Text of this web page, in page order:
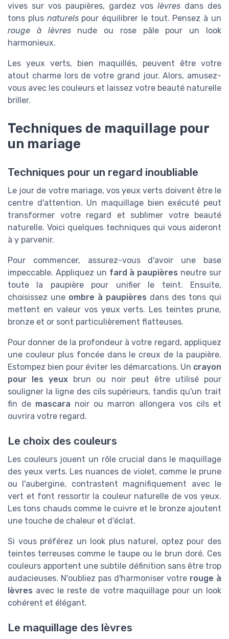
vives sur vos paupières, gardez vos lèvres dans des
tons plus naturelspour équilibrer le tout. Pensez à un
rouge à lèvresnude ou rose pâle pour un look
harmonieux.
Les yeux verts, bien maquillés, peuvent être votre
atout charme lors de votre grand jour. Alors, amusez-
vous avec les couleurs et laissez votre beauté naturelle
briller.
Techniques de maquillage pour
un mariage
Techniques pour un regard inoubliable
Le jour de votre mariage, vos yeux verts doivent être le
centre d'attention. Un maquillage bien exécuté peut
transformer votre regard et sublimer votre beauté
naturelle. Voici quelques techniques qui vous aideront
à y parvenir.
Pour commencer, assurez-vous d'avoir une base
impeccable. Appliquez un fard à paupières neutre sur
toute la paupière pour unifier le teint. Ensuite,
choisissez une ombre à paupières dans des tons qui
mettent en valeur vos yeux verts. Les teintes prune,
bronze et or sont particulièrement flatteuses.
Pour donner de la profondeur à votre regard, appliquez
une couleur plus foncée dans le creux de la paupière.
Estompez bien pour éviter les démarcations. Un crayon
pour les yeux brun ou noir peut être utilisé pour
souligner la ligne des cils supérieurs, tandis qu'un trait
fin de mascara noir ou marron allongera vos cils et
ouvrira votre regard.
Le choix des couleurs
Les couleurs jouent un rôle crucial dans le maquillage
des yeux verts. Les nuances de violet, comme le prune
ou l'aubergine, contrastent magnifiquement avec le
vert et font ressortir la couleur naturelle de vos yeux.
Les tons chauds comme le cuivre et le bronze ajoutent
une touche de chaleur et d'éclat.
Si vous préférez un look plus naturel, optez pour des
teintes terreuses comme le taupe ou le brun doré. Ces
couleurs apportent une subtile définition sans être trop
audacieuses. N'oubliez pas d'harmoniser votre rouge à
lèvres avec le reste de votre maquillage pour un look
cohérent et élégant.
Le maquillage des lèvres